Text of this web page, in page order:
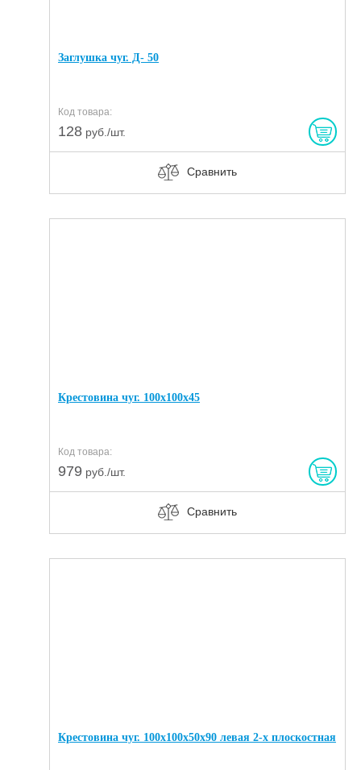
Заглушка чуг. Д- 50
Код товара:
128 руб./шт.
Сравнить
Крестовина чуг. 100х100х45
Код товара:
979 руб./шт.
Сравнить
Крестовина чуг. 100х100х50х90 левая 2-х плоскостная